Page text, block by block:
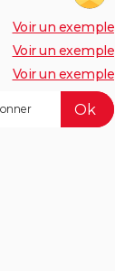
Voir un exemple
Voir un exemple
Voir un exemple